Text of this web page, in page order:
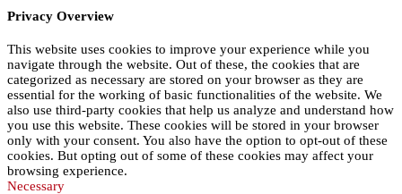
Privacy Overview
This website uses cookies to improve your experience while you
navigate through the website. Out of these, the cookies that are
categorized as necessary are stored on your browser as they are
essential for the working of basic functionalities of the website. We
also use third-party cookies that help us analyze and understand how
you use this website. These cookies will be stored in your browser
only with your consent. You also have the option to opt-out of these
cookies. But opting out of some of these cookies may affect your
browsing experience.
Necessary